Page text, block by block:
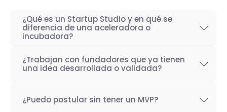
¿Qué es un Startup Studio y en qué se
diferencia de una aceleradora o
incubadora?
Un Startup Studio es una organización capaz
de construir startups de manera iterativa,
con experiencia. También se les conoce
¿Trabajan con fundadores que ya tienen
una idea desarrollada o validada?
Startup Studio es lograr un proceso iterativo
¿Puedo postular sin tener un MVP?